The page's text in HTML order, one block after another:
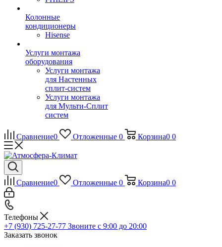
Колонные
кондиционеры
Hisense
Услуги монтажа
оборудования
Услуги монтажа
для Настенных
сплит-систем
Услуги монтажа
для Мульти-Сплит
систем
Сравнение0 Отложенные 0 Корзина0 0
Сравнение0 Отложенные 0 Корзина0 0
Телефоны
+7 (930) 725-27-77 Звоните с 9:00 до 20:00
Заказать звонок